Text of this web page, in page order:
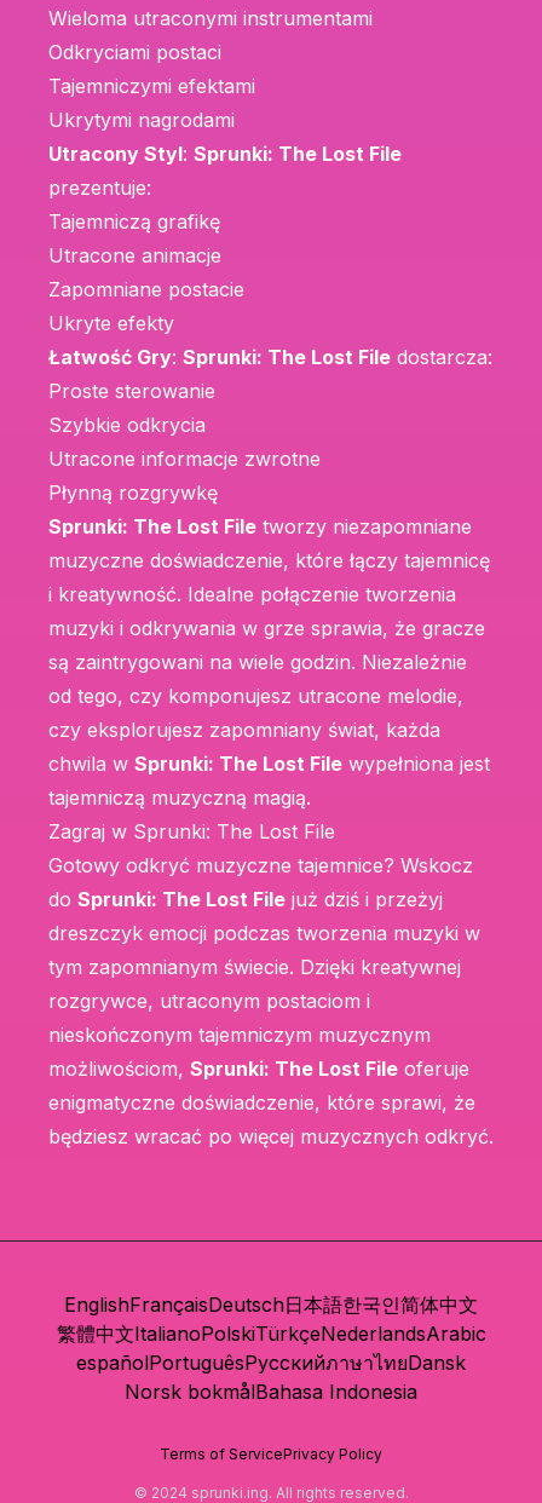
Wieloma utraconymi instrumentami
Odkryciami postaci
Tajemniczymi efektami
Ukrytymi nagrodami
Utracony Styl: Sprunki: The Lost File
prezentuje:
Tajemniczą grafikę
Utracone animacje
Zapomniane postacie
Ukryte efekty
Łatwość Gry: Sprunki: The Lost File dostarcza:
Proste sterowanie
Szybkie odkrycia
Utracone informacje zwrotne
Płynną rozgrywkę
Sprunki: The Lost File tworzy niezapomniane
muzyczne doświadczenie, które łączy tajemnicę
i kreatywność. Idealne połączenie tworzenia
muzyki i odkrywania w grze sprawia, że gracze
są zaintrygowani na wiele godzin. Niezależnie
od tego, czy komponujesz utracone melodie,
czy eksplorujesz zapomniany świat, każda
chwila w Sprunki: The Lost File wypełniona jest
tajemniczą muzyczną magią.
Zagraj w Sprunki: The Lost File
Gotowy odkryć muzyczne tajemnice? Wskocz
do Sprunki: The Lost File już dziś i przeżyj
dreszczyk emocji podczas tworzenia muzyki w
tym zapomnianym świecie. Dzięki kreatywnej
rozgrywce, utraconym postaciom i
nieskończonym tajemniczym muzycznym
możliwościom, Sprunki: The Lost File oferuje
enigmatyczne doświadczenie, które sprawi, że
będziesz wracać po więcej muzycznych odkryć.
EnglishFrançaisDeutsch日本語한국인简体中文
繁體中文ItalianoPolskiTürkçeNederlandsArabic
españolPortuguêsРусскийภาษาไทยDansk
Norsk bokmålBahasa Indonesia
Terms of ServicePrivacy Policy
© 2024 sprunki.ing. All rights reserved.